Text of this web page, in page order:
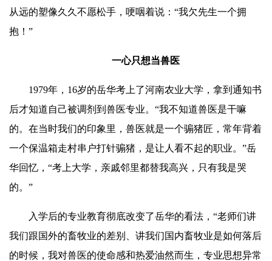
从远的塑像久久不愿松手，哽咽着说：“我欠先生一个拥
抱！”
一心只想当兽医
1979年，16岁的岳华考上了河南农业大学，拿到通知书
后才知道自己被调剂到兽医专业。“我不知道兽医是干嘛
的。在当时我们的印象里，兽医就是一个骟猪匠，常年背着
一个保温箱走村串户打针骟猪，是让人看不起的职业。”岳
华回忆，“考上大学，亲戚邻里都替我高兴，只有我是哭
的。”
入学后的专业教育彻底改变了岳华的看法，“老师们讲
我们跟国外的畜牧业的差别、讲我们国内畜牧业是如何落后
的时候，我对兽医的使命感和热爱油然而生，专业思想异常